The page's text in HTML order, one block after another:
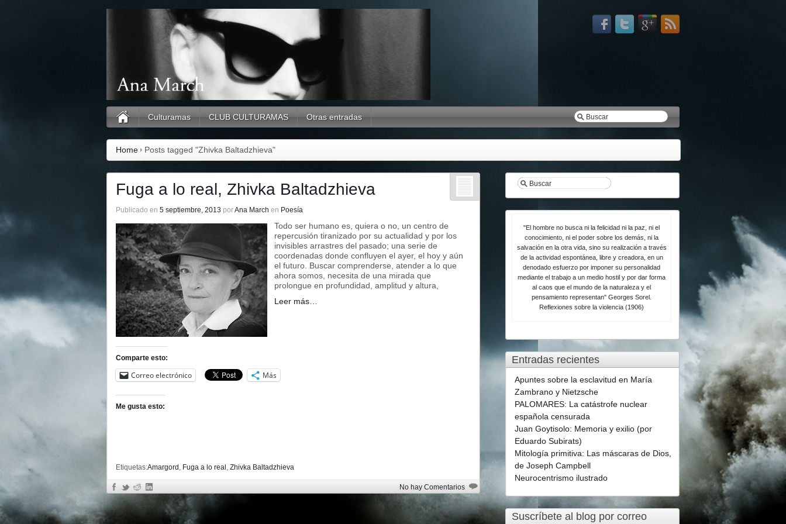
Culturamas CLUB CULTURAMAS Otras entradas
Home Posts tagged "Zhivka Baltadzhieva"
Fuga a lo real, Zhivka Baltadzhieva
Publicado en 5 septiembre, 2013 porAna March en Poesía
Todo ser humano es, quiera o no, un centro de
repercusión tiranizado por su actualidad y por los
invisibles arrastres del pasado; una serie de
coordenadas donde confluyen el ayer, el hoy y aún
el futuro. Buscar comprenderse, atender a lo que
ahora somos, necesita de una mirada que
prolongue en profundidad, amplitud y altura,
Leer más…
Comparte esto:
Correo electrónico Más
Me gusta esto:
Etiquetas:Amargord , Fuga a lo real , Zhivka Baltadzhieva
No hay Comentarios
"El hombre no busca ni la felicidad ni la paz, ni el
conocimiento, ni el poder sobre los demás, ni la
salvación en la otra vida, sino su realización a través
de la actividad espontánea, libre y creadora, en un
denodado esfuerzo por imponer su personalidad
mediante el trabajo a un medio hostil y por dar forma
al caos que el mundo de la naturaleza y el
pensamiento representan" Georges Sorel.
Reflexiones sobre la violencia (1906)
Entradas recientes
Apuntes sobre la esclavitud en María
Zambrano y Nietzsche
PALOMARES: La catástrofe nuclear
española censurada
Juan Goytisolo: Memoria y exilio (por
Eduardo Subirats)
Mitología primitiva: Las máscaras de Dios,
de Joseph Campbell
Neurocentrismo ilustrado
Suscríbete al blog por correo